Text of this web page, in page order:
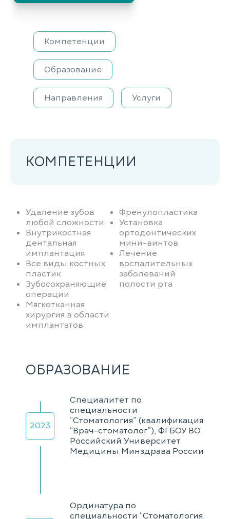
Компетенции
Образование
Направления Услуги
КОМПЕТЕНЦИИ
Удаление зубов
любой сложности
Внутрикостная
дентальная
имплантация
Все виды костных
пластик
Зубосохраняющие
операции
Мягкотканная
хирургия в области
имплантатов
Френулопластика
Установка
ортодонтических
мини-винтов
Лечение
воспалительных
заболеваний
полости рта
ОБРАЗОВАНИЕ
2023
Специалитет по
специальности
“Стоматология” (квалификация
“Врач-стоматолог”), ФГБОУ ВО
Российский Университет
Медицины Минздрава России
Ординатура по
специальности “Стоматология